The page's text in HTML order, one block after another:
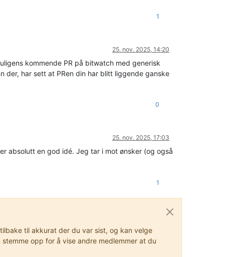
1
25. nov. 2025, 14:20
kommende PR på bitwatch med generisk
der, har sett at PRen din har blitt liggende ganske
0
25. nov. 2025, 17:03
absolutt en god idé. Jeg tar i mot ønsker (og også
1
til akkurat der du var sist, og kan velge
opp for å vise andre medlemmer at du